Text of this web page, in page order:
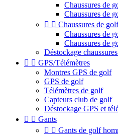
Chaussures de
Chaussures de
  Chaussures de
Chaussures de
Chaussures de
Déstockage
  GPS/Télémètres
Montres GPS de golf
GPS de golf
Télémètres de golf
Capteurs club de golf
Déstockage GPS et
  Gants
  Gants de golf